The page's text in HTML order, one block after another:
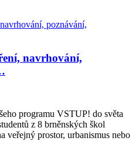
navrhování,
programu VSTUP! do světa
z 8 brněnských škol
veřejný prostor, urbanismus nebo